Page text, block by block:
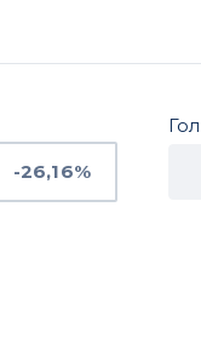
-26,16%